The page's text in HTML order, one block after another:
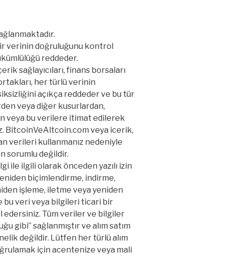
verinin doğruluğunu kontrol
reddeder.
sağlayıcıları, finans borsaları
her türlü verinin
açıkça reddeder ve bu tür
veya diğer kusurlardan,
veya bu verilere itimat edilerek
BitcoinVeAltcoin.com veya icerik,
verileri kullanmanız nedeniyle
sorumlu değildir.
ile ilgili olarak önceden yazılı izin
biçimlendirme, indirme,
işleme, iletme veya yeniden
bu veri veya bilgileri ticari bir
edersiniz. Tüm veriler ve bilgiler
gibi” sağlanmıştır ve alım satım
değildir. Lütfen her türlü alım
için acentenize veya mali